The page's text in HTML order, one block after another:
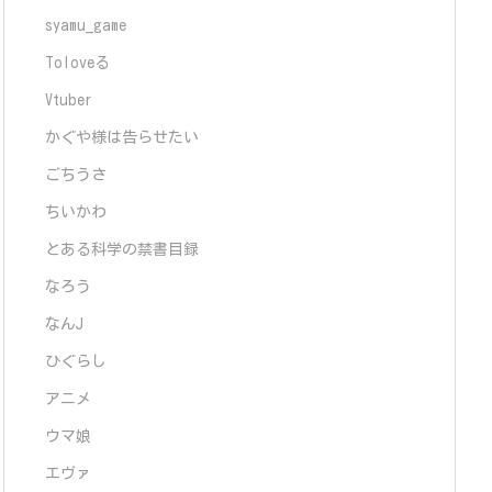
syamu_game
Toloveる
Vtuber
かぐや様は告らせたい
ごちうさ
ちいかわ
とある科学の禁書目録
なろう
なんJ
ひぐらし
アニメ
ウマ娘
エヴァ